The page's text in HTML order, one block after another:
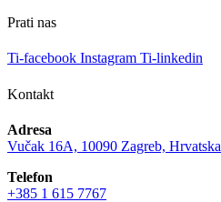
Prati nas
Ti-facebook Instagram Ti-linkedin
Kontakt
Adresa
Vučak 16A, 10090 Zagreb, Hrvatska
Telefon
+385 1 615 7767